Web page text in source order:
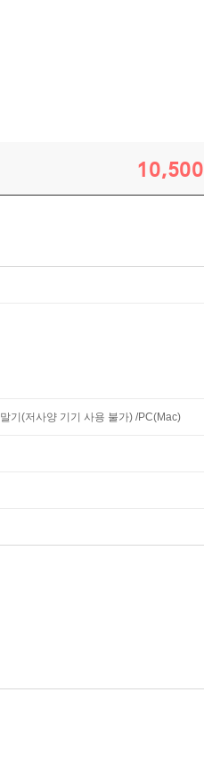
10,500
기(저사양 기기 사용 불가) /PC(Mac)